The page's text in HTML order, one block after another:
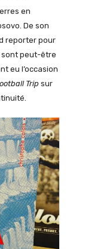
en
De son
reporter pour
sont peut-être
eu l’occasion
Trip sur